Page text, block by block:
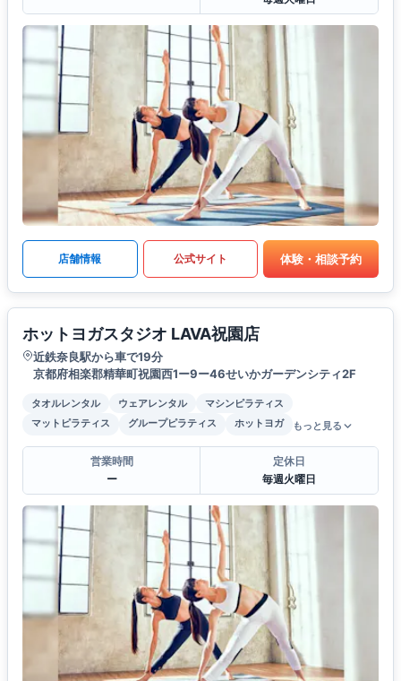
店舗情報 公式サイト 体験・相談予約
ホットヨガスタジオ LAVA祝園店
近鉄奈良駅から車で19分
京都府相楽郡精華町祝園西1ー9ー46せいかガーデンシティ2F
タオルレンタル ウェアレンタル
マシンピラティス
マットピラティス
グループピラティス ホットヨガ もっと見る
営業時間
ー
定休日
毎週火曜日